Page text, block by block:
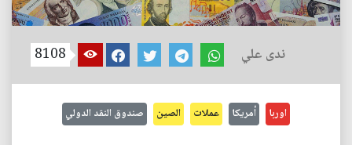
ندى علي 8108
اوربا أمريكا عملات الصين صندوق النقد الدولي